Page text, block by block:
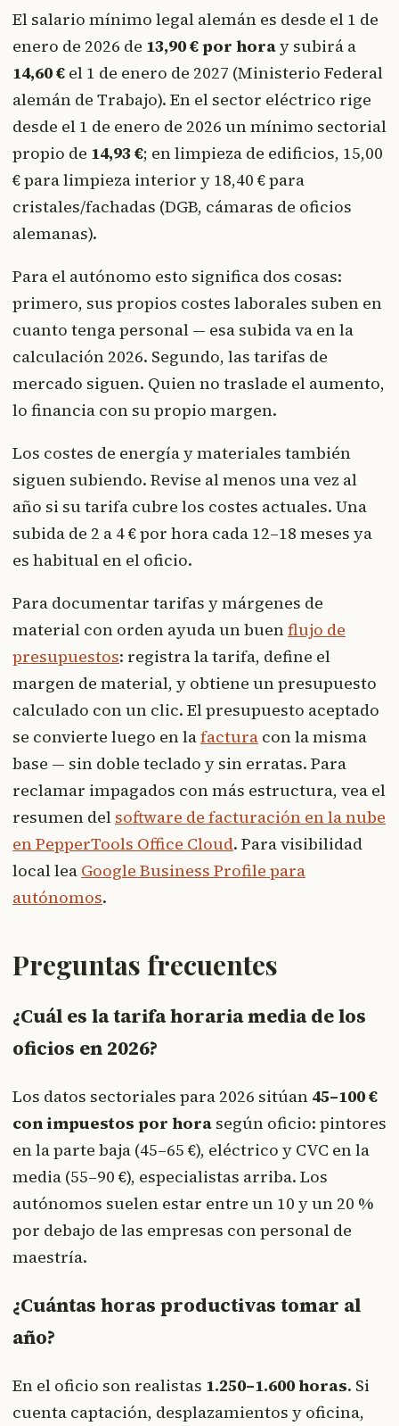
El salario mínimo legal alemán es desde el 1 de
enero de 2026 de 13,90 € por horay subirá a
14,60 € el 1 de enero de 2027 (Ministerio Federal
alemán de Trabajo). En el sector eléctrico rige
desde el 1 de enero de 2026 un mínimo sectorial
propio de 14,93 €; en limpieza de edificios, 15,00
€ para limpieza interior y 18,40 € para
cristales/fachadas (DGB, cámaras de oficios
alemanas).
Para el autónomo esto significa dos cosas:
primero, sus propios costes laborales suben en
cuanto tenga personal — esa subida va en la
calculación 2026. Segundo, las tarifas de
mercado siguen. Quien no traslade el aumento,
lo financia con su propio margen.
Los costes de energía y materiales también
siguen subiendo. Revise al menos una vez al
año si su tarifa cubre los costes actuales. Una
subida de 2 a 4 € por hora cada 12–18 meses ya
es habitual en el oficio.
Para documentar tarifas y márgenes de
material con orden ayuda un buenflujo de
presupuestos: registra la tarifa, define el
margen de material, y obtiene un presupuesto
calculado con un clic. El presupuesto aceptado
se convierte luego en lafactura con la misma
base — sin doble teclado y sin erratas. Para
reclamar impagados con más estructura, vea el
resumen del software de facturación en la nube
en PepperTools Office Cloud. Para visibilidad
local lea Google Business Profile para
autónomos.
Preguntas frecuentes
¿Cuál es la tarifa horaria media de los
oficios en 2026?
Los datos sectoriales para 2026 sitúan 45–100 €
con impuestos por hora según oficio: pintores
en la parte baja (45–65 €), eléctrico y CVC en la
media (55–90 €), especialistas arriba. Los
autónomos suelen estar entre un 10 y un 20 %
por debajo de las empresas con personal de
maestría.
¿Cuántas horas productivas tomar al
año?
En el oficio son realistas 1.250–1.600 horas. Si
cuenta captación, desplazamientos y oficina,